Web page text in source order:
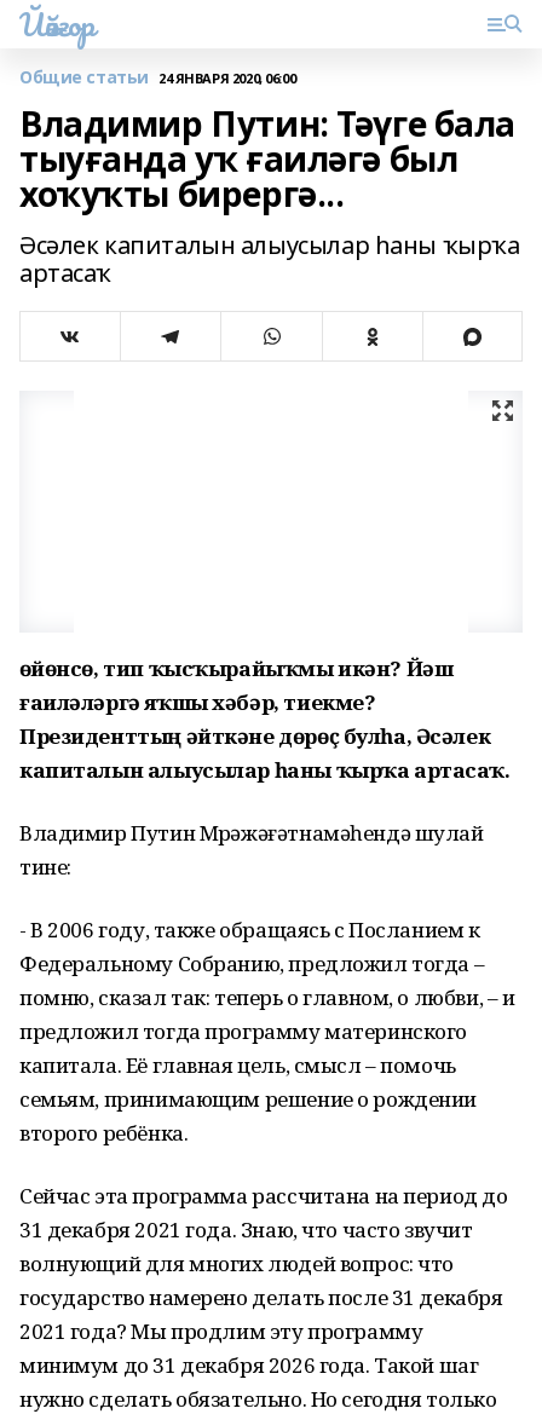
Йәйғор
Общие статьи 24 ЯНВАРЯ 2020, 06:00
Владимир Путин: Тәүге бала
тыуғанда уҡ ғаиләгә был
хоҡуҡты бирергә...
Әсәлек капиталын алыусылар һаны ҡырҡа
артасаҡ
Һөйөнсө, тип ҡысҡырайыҡмы икән? Йәш
ғаиләләргә яҡшы хәбәр, тиекме?
Президенттың әйткәне дөрөҫ булһа, Әсәлек
капиталын алыусылар һаны ҡырҡа артасаҡ.
Владимир Путин Мөрәжәғәтнамәһендә шулай
тине:
- В 2006 году, также обращаясь с Посланием к
Федеральному Собранию, предложил тогда –
помню, сказал так: теперь о главном, о любви, – и
предложил тогда программу материнского
капитала. Её главная цель, смысл – помочь
семьям, принимающим решение о рождении
второго ребёнка.
Сейчас эта программа рассчитана на период до
31 декабря 2021 года. Знаю, что часто звучит
волнующий для многих людей вопрос: что
государство намерено делать после 31 декабря
2021 года? Мы продлим эту программу
минимум до 31 декабря 2026 года. Такой шаг
нужно сделать обязательно. Но сегодня только